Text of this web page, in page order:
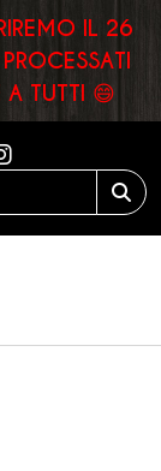
IL 26
A TUTTI 😄